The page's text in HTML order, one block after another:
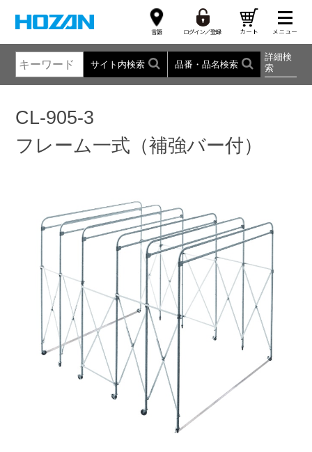
サイト内検索 品番・品名検索
詳細検
索
CL-905-3
フレーム一式（補強バー付）